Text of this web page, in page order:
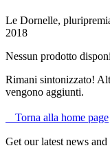
Le Dornelle,
2018
Nessun prodotto
Rimani sintonizzato!
vengono aggiunti.
Torna alla home page
Get our latest news and